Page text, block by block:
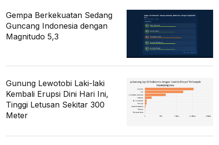
Gempa Berkekuatan Sedang
Guncang Indonesia dengan
Magnitudo 5,3
Gunung Lewotobi Laki-laki
Kembali Erupsi Dini Hari Ini,
Tinggi Letusan Sekitar 300
Meter